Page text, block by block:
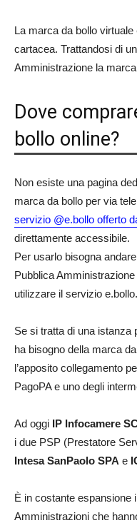
La marca da bollo
cartacea. Trattandosi di
Amministrazione la
Dove
bollo online?
Non esiste una pagina
marca da bollo per via
servizio @e.bollo offerto
direttamente accessibile.
Per usarlo bisogna
Pubblica
utilizzare il servizio e.bollo.
Se si tratta di una istanza
ha bisogno della marca
l’apposito collegamento
PagoPA e uno degli
Ad oggi IP Infocamere
i due PSP (Prestatore
Intesa SanPaolo SPA e
È in costante espansione
Amministrazioni che